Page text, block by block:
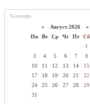
Календарь
« Август 2026 »
Пн
Вт Ср Чт Пт Сб
1
3
4 5 6 7 8
10
11 12 13 14 15
17
18 19 20 21 22
24
25 26 27 28 29
31